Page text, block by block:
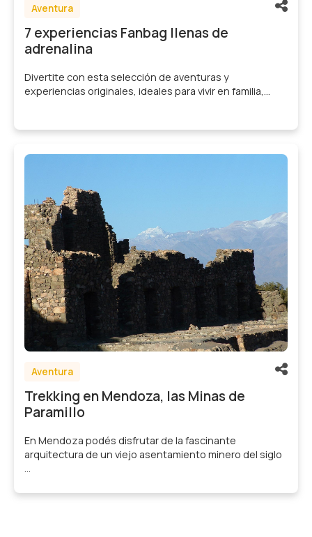
Bienestar
Escapadas
Variedades
Aventura
7 experiencias Fanbag llenas de
adrenalina
Divertite con esta selección de aventuras y
experiencias originales, ideales para vivir en familia,...
Aventura
Trekking en Mendoza, las Minas de
Paramillo
En Mendoza podés disfrutar de la fascinante
arquitectura de un viejo asentamiento minero del siglo
...